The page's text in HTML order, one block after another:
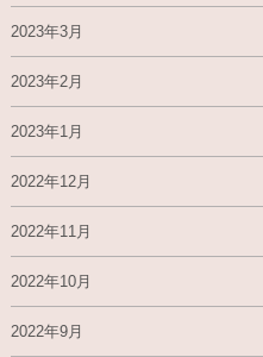
2023年3月
2023年2月
2023年1月
2022年12月
2022年11月
2022年10月
2022年9月